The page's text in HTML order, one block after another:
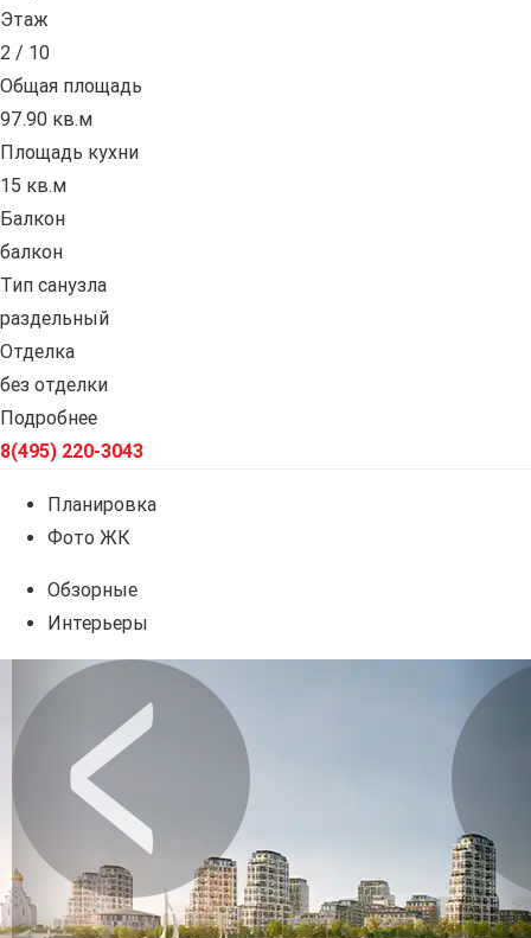
Этаж
2 / 10
Общая площадь
97.90 кв.м
Площадь кухни
15 кв.м
Балкон
балкон
Тип санузла
раздельный
Отделка
без отделки
Подробнее
8(495) 220-3043
Планировка
Фото ЖК
Обзорные
Интерьеры
Предыдущее